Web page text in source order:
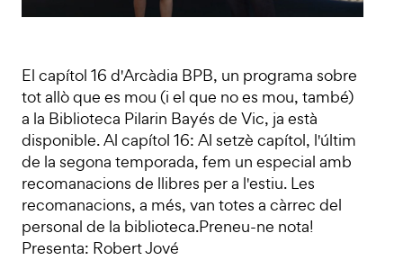
El capítol 16 d'Arcàdia BPB, un programa sobre
tot allò que es mou (i el que no es mou, també)
a la Biblioteca Pilarin Bayés de Vic, ja està
disponible. Al capítol 16: Al setzè capítol, l'últim
de la segona temporada, fem un especial amb
recomanacions de llibres per a l'estiu. Les
recomanacions, a més, van totes a càrrec del
personal de la biblioteca.Preneu-ne nota!
Presenta: Robert Jové